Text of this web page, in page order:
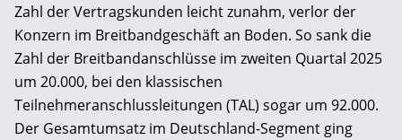
Zahl der Vertragskunden leicht zunahm, verlor der
Konzern im Breitbandgeschäft an Boden. So sank die
Zahl der Breitbandanschlüsse im zweiten Quartal 2025
um 20.000, bei den klassischen
Teilnehmeranschlussleitungen (TAL) sogar um 92.000.
Der Gesamtumsatz im Deutschland-Segment ging